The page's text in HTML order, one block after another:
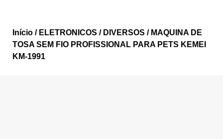
Início / ELETRONICOS / DIVERSOS / MAQUINA DE
TOSA SEM FIO PROFISSIONAL PARA PETS KEMEI
KM-1991